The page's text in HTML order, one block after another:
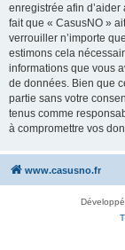
enregistrée afin
fait que « CasusNO »
verrouiller n’importe
estimons cela
informations que vous
de données. Bien que
partie sans votre
tenus comme
à compromettre vos
www.casusno.fr